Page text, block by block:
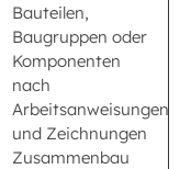
Bauteilen,
Baugruppen oder
Komponenten
nach
Arbeitsanweisungen
und Zeichnungen
Zusammenbau